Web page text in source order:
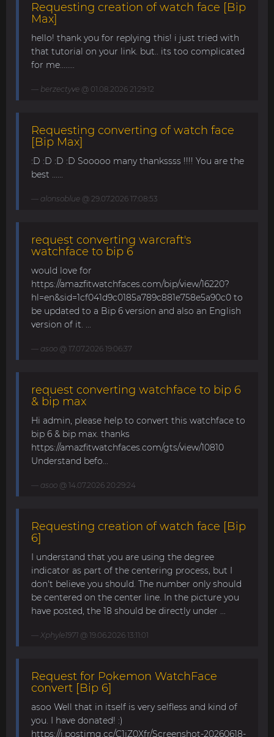
Requesting creation of watch face [Bip
Max]
hello! thank you for replying this! i just tried with
that tutorial on your link. but.. its too complicated
for me........
berzectyve @ 01.08.2026 21:29:12
Requesting converting of watch face
[Bip Max]
:D :D :D :D Sooooo many thankssss !!!! You are the
best ......
alonsoblue @ 29.07.2026 17:08:53
request converting warcraft's
watchface to bip 6
would love for
https://amazfitwatchfaces.com/bip/view/16220?
hl=en&sid=1cf041d9c0185a789c881e758e5a90c0 to
be updated to a Bip 6 version and also an English
version of it. ...
asoo @ 17.07.2026 19:06:37
request converting watchface to bip 6
& bip max
Hi admin, please help to convert this watchface to
bip 6 & bip max. thanks
https://amazfitwatchfaces.com/gts/view/10810
Understand befo...
asoo @ 14.07.2026 20:29:24
Requesting creation of watch face [Bip
6]
I understand that you are using the degree
indicator as part of the centering process, but I
don't believe you should. The number only should
be centered on the center line. In the picture you
have posted, the 18 should be directly under ...
Xphyle1971 @ 19.06.2026 13:11:01
Request for Pokemon WatchFace
convert [Bip 6]
asoo Well that in itself is very selfless and kind of
you. I have donated! :)
https://i.postimg.cc/C1jZ0Xfr/Screenshot-20260618-